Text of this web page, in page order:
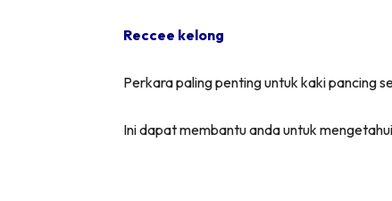
Reccee kelong
Perkara paling penting untuk kaki pancing
Ini dapat membantu anda untuk